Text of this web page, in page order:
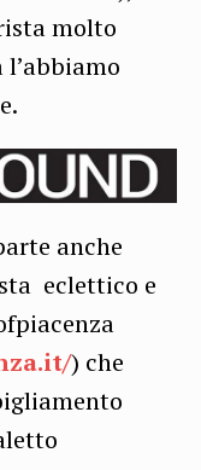
molto
anche
eclettico e
) che